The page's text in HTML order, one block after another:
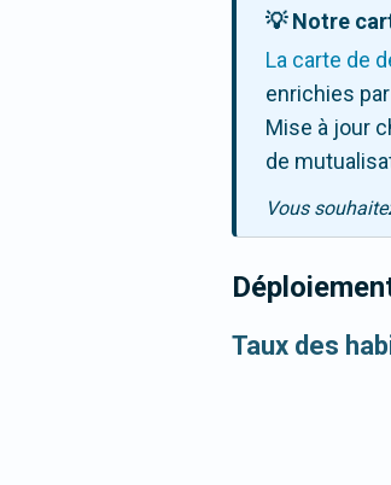
💡 Notre
La carte de
enrichies
Mise à jour
de
Vous
Taux des